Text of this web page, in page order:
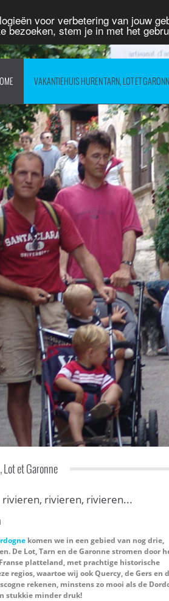
voor verbetering van jouw
bezoeken, stem je in met het
VAKANTIEHUIS HUREN TARN, LOT ET
et Garonne
rivieren, rivieren, rivieren...
komen we in een gebied van nog drie,
De Lot, Tarn en de Garonne stromen door
platteland, met prachtige historische
regios, waartoe wij ook Quercy, de Gers en
rekenen, minstens zo mooi als de
stukkie minder druk!